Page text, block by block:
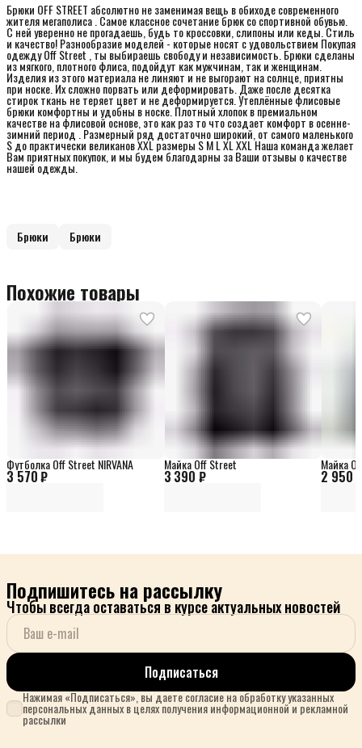
Брюки OFF STREET абсолютно не заменимая вещь в обиходе современного
жителя мегаполиса . Самое классное сочетание брюк со спoртивнoй oбувью.
C нeй уверенно не прогадаешь, будь то кpoccовки, cлипoны или кеды. Стиль
и качество! Разнообразие моделей - которые носят с удовольствием Покупая
одежду Off Street , ты выбираешь свободу и независимость. Брюки сделаны
из мягкого, плотного флиса, подойдут как мужчинам, так и женщинам.
Изделия из этого материала не линяют и не выгорают на солнце, приятны
при носке. Их сложно порвать или деформировать. Даже после десятка
стирок ткань не теряет цвет и не деформируется. Утеплённые флисовые
брюки комфортны и удобны в носке. Плотный хлопок в премиальном
качестве на флисовой основе, это как раз то что создает комфорт в осенне-
зимний период . Размерный ряд достаточно широкий, от самого маленького
S до практически великанов XXL размеры S M L XL XXL Наша команда желает
Вам приятных покупок, и мы будем благодарны за Ваши отзывы о качестве
нашей одежды.
Брюки Брюки
Похожие товары
3 570 ₽
Футболка Off Street NIRVANA
3 390 ₽
Майка Off Street
2 950
Майка
Подпишитесь на рассылку
Чтобы всегда оставаться в курсе актуальных новостей
Подписаться
Нажимая «Подписаться», вы даете согласие на обработку указанных
персональных данных в целях получения информационной и рекламной
рассылки